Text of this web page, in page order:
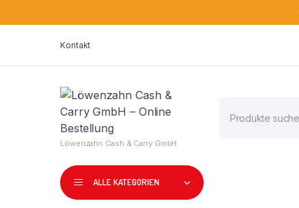
Kontakt
Löwenzahn Cash & Carry GmbH
search
ALLE KATEGORIEN